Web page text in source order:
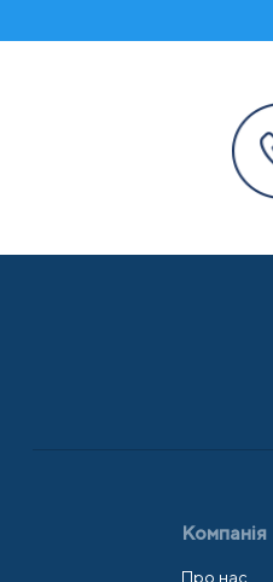
Компанія
Про нас